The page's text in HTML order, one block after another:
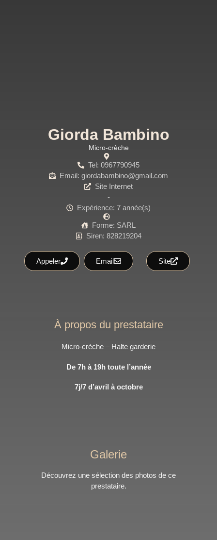
Giorda Bambino
Micro-crèche
Tel: 0967790945
Email: giordabambino@gmail.com
Site Internet
-
Expérience: 7 année(s)
Forme: SARL
Siren: 828219204
Appeler Email Site
À propos du prestataire
Micro-crèche – Halte garderie
De 7h à 19h toute l’année
7j/7 d’avril à octobre
Galerie
Découvrez une sélection des photos de ce
prestataire.